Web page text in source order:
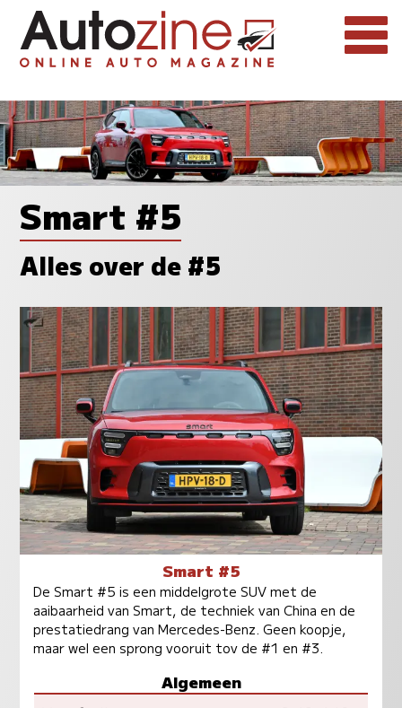
Smart #5
Alles over de #5
Smart #5
De Smart #5 is een middelgrote SUV met de
aaibaarheid van Smart, de techniek van China en de
prestatiedrang van Mercedes-Benz. Geen koopje,
maar wel een sprong vooruit tov de #1 en #3.
Algemeen